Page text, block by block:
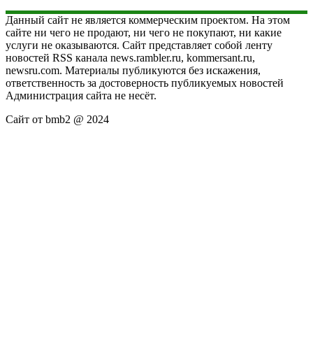
Данный сайт не является коммерческим проектом. На этом
сайте ни чего не продают, ни чего не покупают, ни какие
услуги не оказываются. Сайт представляет собой ленту
новостей RSS канала news.rambler.ru, kommersant.ru,
newsru.com. Материалы публикуются без искажения,
ответственность за достоверность публикуемых новостей
Администрация сайта не несёт.
Сайт от bmb2 @ 2024